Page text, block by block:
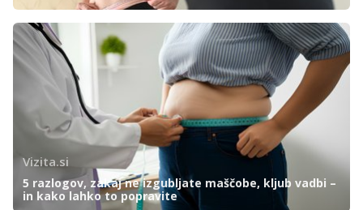
Vizita.si
5 razlogov, zakaj ne izgubljate maščobe, kljub vadbi –
in kako lahko to popravite